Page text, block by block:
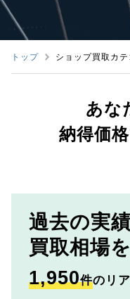
トップ ショップ買取カ
あな
納得価
過去の実
買取相場
1,950件のリ